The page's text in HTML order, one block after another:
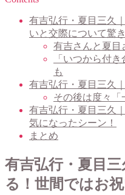
有吉弘行・夏目三久
いと交際について驚
有吉さんと夏目
「いつから付
も
有吉弘行・夏目三久
その後は度々「
有吉弘行・夏目三久
気になったシーン！
まとめ
有吉弘行・夏目
る！世間ではお